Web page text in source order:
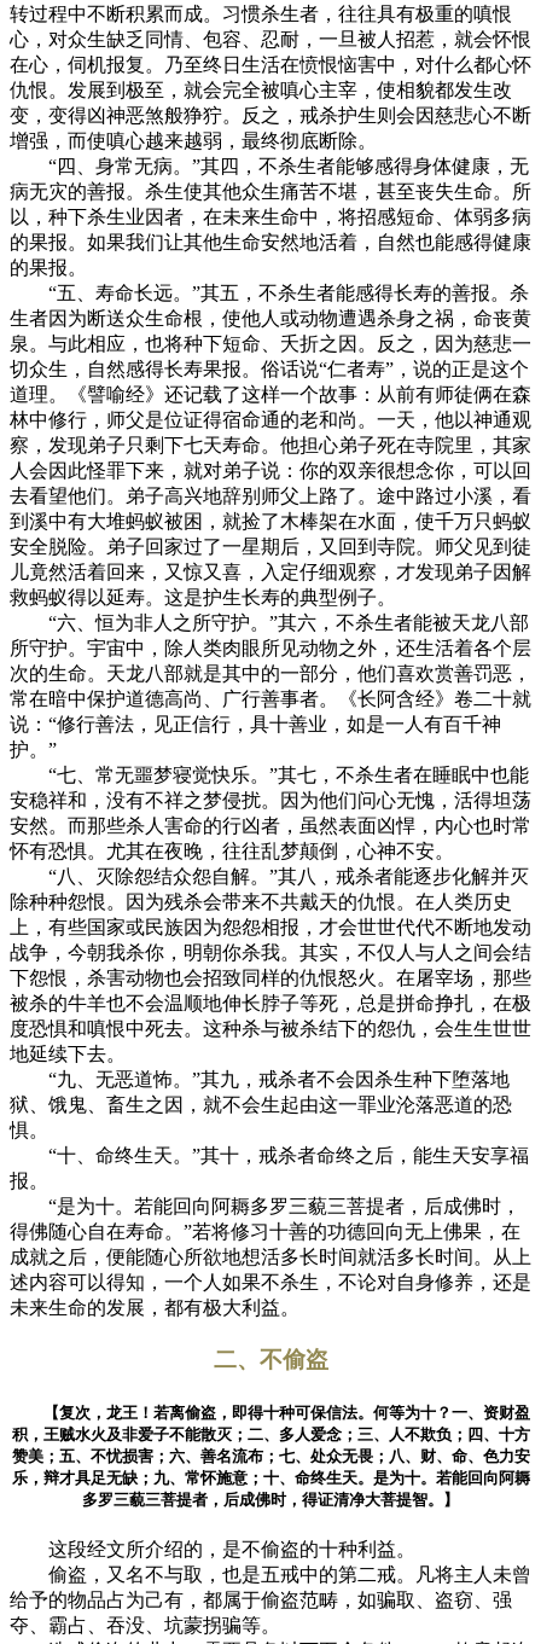
转过程中不断积累而成。习惯杀生者，往往具有极重的嗔恨
心，对众生缺乏同情、包容、忍耐，一旦被人招惹，就会怀恨
在心，伺机报复。乃至终日生活在愤恨恼害中，对什么都心怀
仇恨。发展到极至，就会完全被嗔心主宰，使相貌都发生改
变，变得凶神恶煞般狰狞。反之，戒杀护生则会因慈悲心不断
增强，而使嗔心越来越弱，最终彻底断除。
“四、身常无病。”其四，不杀生者能够感得身体健康，无
病无灾的善报。杀生使其他众生痛苦不堪，甚至丧失生命。所
以，种下杀生业因者，在未来生命中，将招感短命、体弱多病
的果报。如果我们让其他生命安然地活着，自然也能感得健康
的果报。
“五、寿命长远。”其五，不杀生者能感得长寿的善报。杀
生者因为断送众生命根，使他人或动物遭遇杀身之祸，命丧黄
泉。与此相应，也将种下短命、夭折之因。反之，因为慈悲一
切众生，自然感得长寿果报。俗话说“仁者寿”，说的正是这个
道理。《譬喻经》还记载了这样一个故事：从前有师徒俩在森
林中修行，师父是位证得宿命通的老和尚。一天，他以神通观
察，发现弟子只剩下七天寿命。他担心弟子死在寺院里，其家
人会因此怪罪下来，就对弟子说：你的双亲很想念你，可以回
去看望他们。弟子高兴地辞别师父上路了。途中路过小溪，看
到溪中有大堆蚂蚁被困，就捡了木棒架在水面，使千万只蚂蚁
安全脱险。弟子回家过了一星期后，又回到寺院。师父见到徒
儿竟然活着回来，又惊又喜，入定仔细观察，才发现弟子因解
救蚂蚁得以延寿。这是护生长寿的典型例子。
“六、恒为非人之所守护。”其六，不杀生者能被天龙八部
所守护。宇宙中，除人类肉眼所见动物之外，还生活着各个层
次的生命。天龙八部就是其中的一部分，他们喜欢赏善罚恶，
常在暗中保护道德高尚、广行善事者。《长阿含经》卷二十就
说：“修行善法，见正信行，具十善业，如是一人有百千神
护。”
“七、常无噩梦寝觉快乐。”其七，不杀生者在睡眠中也能
安稳祥和，没有不祥之梦侵扰。因为他们问心无愧，活得坦荡
安然。而那些杀人害命的行凶者，虽然表面凶悍，内心也时常
怀有恐惧。尤其在夜晚，往往乱梦颠倒，心神不安。
“八、灭除怨结众怨自解。”其八，戒杀者能逐步化解并灭
除种种怨恨。因为残杀会带来不共戴天的仇恨。在人类历史
上，有些国家或民族因为怨怨相报，才会世世代代不断地发动
战争，今朝我杀你，明朝你杀我。其实，不仅人与人之间会结
下怨恨，杀害动物也会招致同样的仇恨怒火。在屠宰场，那些
被杀的牛羊也不会温顺地伸长脖子等死，总是拼命挣扎，在极
度恐惧和嗔恨中死去。这种杀与被杀结下的怨仇，会生生世世
地延续下去。
“九、无恶道怖。”其九，戒杀者不会因杀生种下堕落地
狱、饿鬼、畜生之因，就不会生起由这一罪业沦落恶道的恐
惧。
“十、命终生天。”其十，戒杀者命终之后，能生天安享福
报。
“是为十。若能回向阿耨多罗三藐三菩提者，后成佛时，
得佛随心自在寿命。”若将修习十善的功德回向无上佛果，在
成就之后，便能随心所欲地想活多长时间就活多长时间。从上
述内容可以得知，一个人如果不杀生，不论对自身修养，还是
未来生命的发展，都有极大利益。
二、不偷盗
【复次，龙王！若离偷盗，即得十种可保信法。何等为十？一、资财盈
积，王贼水火及非爱子不能散灭；二、多人爱念；三、人不欺负；四、十方
赞美；五、不忧损害；六、善名流布；七、处众无畏；八、财、命、色力安
乐，辩才具足无缺；九、常怀施意；十、命终生天。是为十。若能回向阿耨
多罗三藐三菩提者，后成佛时，得证清净大菩提智。】
这段经文所介绍的，是不偷盗的十种利益。
偷盗，又名不与取，也是五戒中的第二戒。凡将主人未曾
给予的物品占为己有，都属于偷盗范畴，如骗取、盗窃、强
夺、霸占、吞没、坑蒙拐骗等。